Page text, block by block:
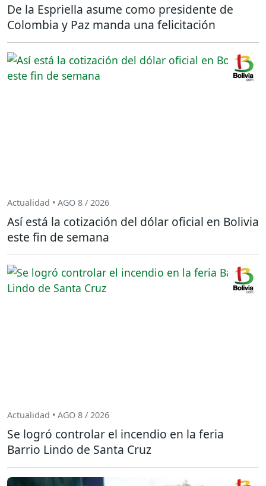
De la Espriella asume como presidente de
Colombia y Paz manda una felicitación
Actualidad • AGO 8 / 2026
Así está la cotización del dólar oficial en Bolivia
este fin de semana
Actualidad • AGO 8 / 2026
Se logró controlar el incendio en la feria
Barrio Lindo de Santa Cruz